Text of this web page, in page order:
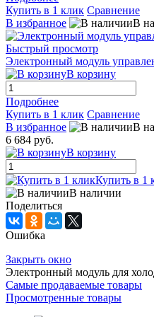
Купить в 1 клик Сравнение
В избранное
В
Быстрый просмотр
Электронный модуль
В корзину
Подробнее
Купить в 1 клик Сравнение
В избранное
В
6 684 руб.
В корзину
Купить в 1
В наличии
Поделиться
Ошибка
Закрыть окно
Электронный модуль для
Самые продаваемые товары
Просмотренные товары